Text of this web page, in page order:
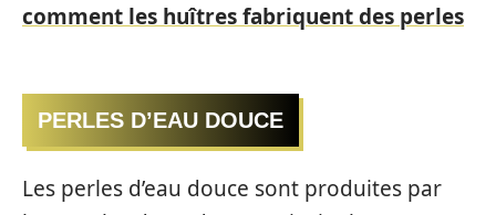
comment les huîtres fabriquent des perles
PERLES D’EAU DOUCE
Les perles d’eau douce sont produites par